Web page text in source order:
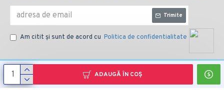
ADAUGĂ ÎN COŞ
Trimite
Am citit şi sunt de acord cu Politica de confidentialitate
Copyright © 2014, Your Store, All Rights Reserved